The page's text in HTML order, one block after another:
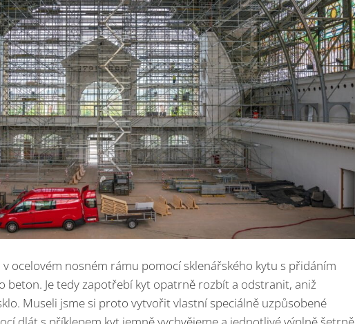
v ocelovém nosném rámu pomocí sklenářského kytu s přidáním
beton. Je tedy zapotřebí kyt opatrně rozbít a odstranit, aniž
Museli jsme si proto vytvořit vlastní speciálně uzpůsobené